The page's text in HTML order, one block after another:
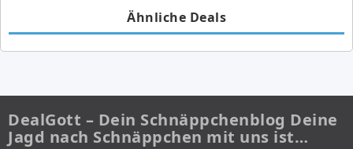
Ähnliche Deals
DealGott – Dein Schnäppchenblog Deine
Jagd nach Schnäppchen mit uns ist…